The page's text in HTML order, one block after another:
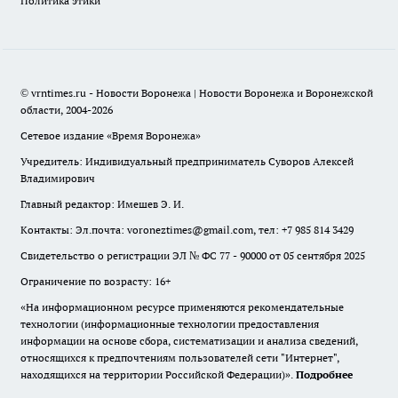
© vrntimes.ru - Новости Воронежа | Новости Воронежа и Воронежской
области, 2004-2026
Сетевое издание «Время Воронежа»
Учредитель: Индивидуальный предприниматель Суворов Алексей
Владимирович
Главный редактор: Имешев Э. И.
Контакты: Эл.почта: voroneztimes@gmail.com, тел: +7 985 814 3429
Свидетельство о регистрации ЭЛ № ФС 77 - 90000 от 05 сентября 2025
Ограничение по возрасту: 16+
«На информационном ресурсе применяются рекомендательные
технологии (информационные технологии предоставления
информации на основе сбора, систематизации и анализа сведений,
относящихся к предпочтениям пользователей сети "Интернет",
находящихся на территории Российской Федерации)». Подробнее